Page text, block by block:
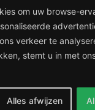
om uw browse-
verkeer te
stemt u in met
Alles afwijzen
Beauty